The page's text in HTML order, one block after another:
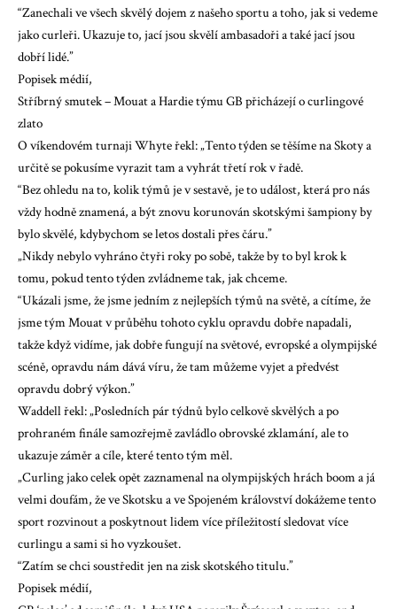
“Zanechali ve všech skvělý dojem z našeho sportu a toho, jak si vedeme
jako curleři. Ukazuje to, jací jsou skvělí ambasadoři a také jací jsou
dobří lidé.”
Popisek médií,
Stříbrný smutek – Mouat a Hardie týmu GB přicházejí o curlingové
zlato
O víkendovém turnaji Whyte řekl: „Tento týden se těšíme na Skoty a
určitě se pokusíme vyrazit tam a vyhrát třetí rok v řadě.
“Bez ohledu na to, kolik týmů je v sestavě, je to událost, která pro nás
vždy hodně znamená, a být znovu korunován skotskými šampiony by
bylo skvělé, kdybychom se letos dostali přes čáru.”
„Nikdy nebylo vyhráno čtyři roky po sobě, takže by to byl krok k
tomu, pokud tento týden zvládneme tak, jak chceme.
“Ukázali jsme, že jsme jedním z nejlepších týmů na světě, a cítíme, že
jsme tým Mouat v průběhu tohoto cyklu opravdu dobře napadali,
takže když vidíme, jak dobře fungují na světové, evropské a olympijské
scéně, opravdu nám dává víru, že tam můžeme vyjet a předvést
opravdu dobrý výkon.”
Waddell řekl: „Posledních pár týdnů bylo celkově skvělých a po
prohraném finále samozřejmě zavládlo obrovské zklamání, ale to
ukazuje záměr a cíle, které tento tým měl.
„Curling jako celek opět zaznamenal na olympijských hrách boom a já
velmi doufám, že ve Skotsku a ve Spojeném království dokážeme tento
sport rozvinout a poskytnout lidem více příležitostí sledovat více
curlingu a sami si ho vyzkoušet.
“Zatím se chci soustředit jen na zisk skotského titulu.”
Popisek médií,